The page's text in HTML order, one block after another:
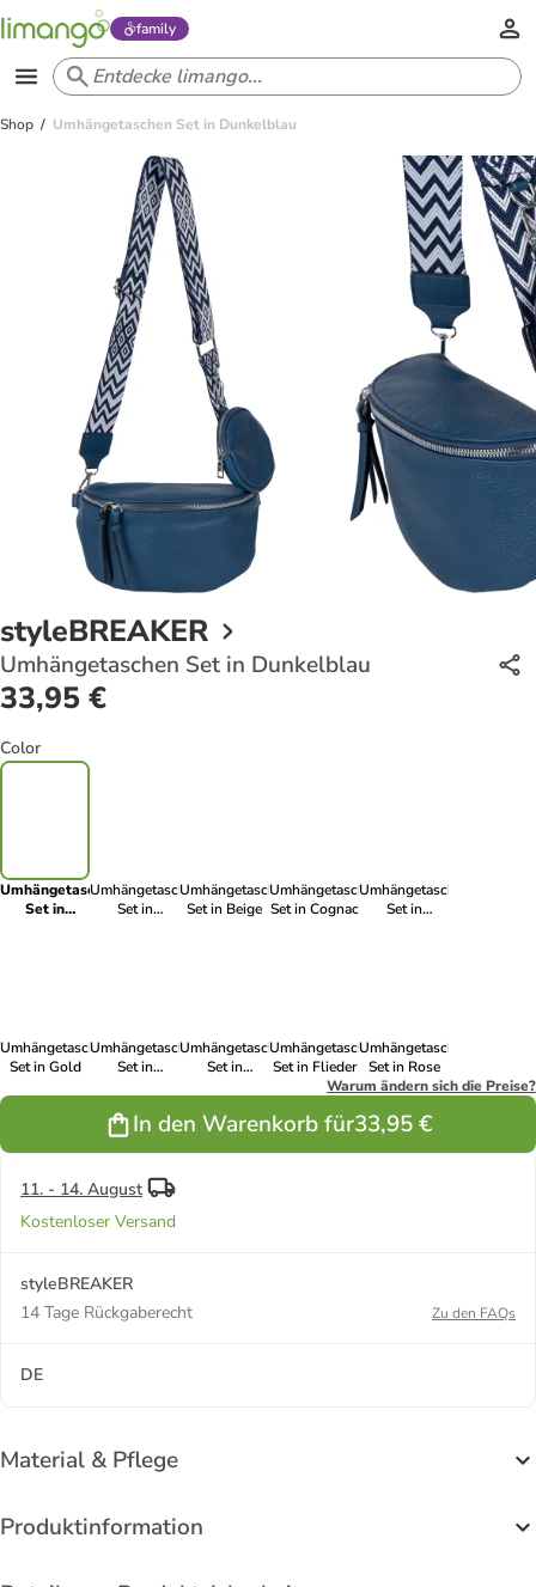
family
Shop Umhängetaschen Set in Dunkelblau
styleBREAKER
Umhängetaschen Set in Dunkelblau
33,95 €
Color
Umhängetaschen
Set in
Umhängetaschen
Set in
Umhängetaschen
Set in Beige
Umhängetaschen
Set in Cognac
Umhängetaschen
Set in
Umhängetaschen
Set in Gold
Umhängetaschen
Set in
Umhängetaschen
Set in
Umhängetaschen
Set in Flieder
Umhängetaschen
Set in Rose
Warum ändern sich die Preise?
In den Warenkorb für33,95 €
11. - 14. August
Kostenloser Versand
styleBREAKER
14 Tage Rückgaberecht
Zu den FAQs
DE
Material & Pflege
Produktinformation